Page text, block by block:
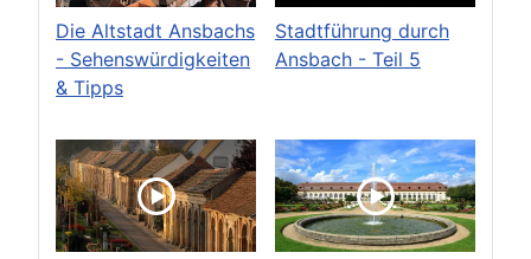
Die Altstadt Ansbachs
- Sehenswürdigkeiten
& Tipps
Stadtführung durch
Ansbach - Teil 5